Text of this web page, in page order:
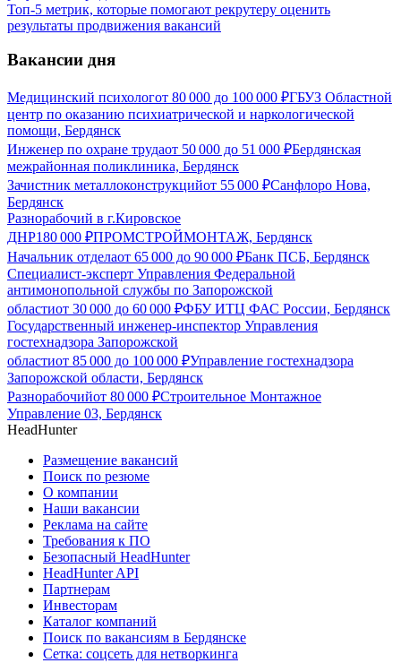
Топ-5 метрик, которые помогают рекрутеру оценить
результаты продвижения вакансий
Вакансии дня
Медицинский психологот 80 000 до 100 000 ₽ГБУЗ Областной
центр по оказанию психиатрической и наркологической
помощи, Бердянск
Инженер по охране трудаот 50 000 до 51 000 ₽Бердянская
межрайонная поликлиника, Бердянск
Зачистник металлоконструкцийот 55 000 ₽Санфлоро Нова,
Бердянск
Разнорабочий в г.Кировское
ДНР180 000 ₽ПРОМСТРОЙМОНТАЖ, Бердянск
Начальник отделаот 65 000 до 90 000 ₽Банк ПСБ, Бердянск
Специалист-эксперт Управления Федеральной
антимонопольной службы по Запорожской
областиот 30 000 до 60 000 ₽ФБУ ИТЦ ФАС России, Бердянск
Государственный инженер-инспектор Управления
гостехнадзора Запорожской
областиот 85 000 до 100 000 ₽Управление гостехнадзора
Запорожской области, Бердянск
Разнорабочийот 80 000 ₽Строительное Монтажное
Управление 03, Бердянск
HeadHunter
Размещение вакансий
Поиск по резюме
О компании
Наши вакансии
Реклама на сайте
Требования к ПО
Безопасный HeadHunter
HeadHunter API
Партнерам
Инвесторам
Каталог компаний
Поиск по вакансиям в Бердянске
Сетка: соцсеть для нетворкинга